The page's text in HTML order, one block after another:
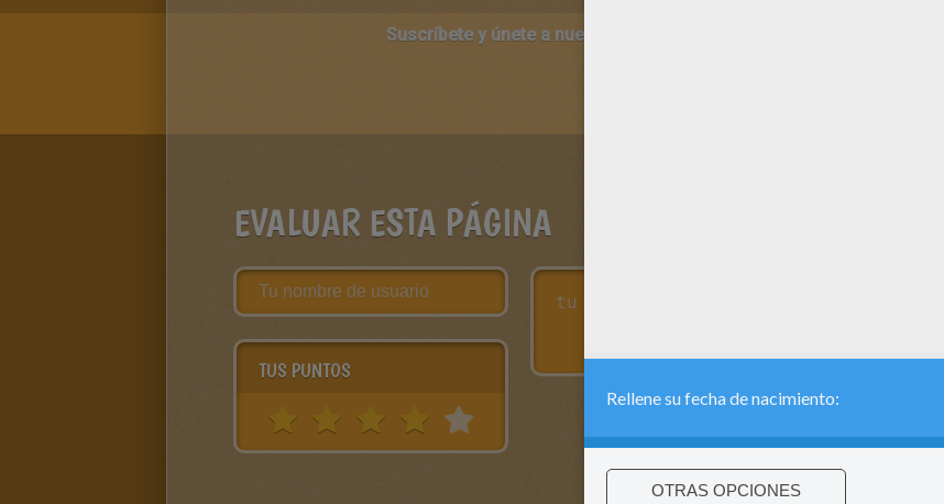
Suscríbete y únete a nuestro canal de vídeos para niños en Youtube:
EVALUAR ESTA PÁGINA
TUS PUNTOS